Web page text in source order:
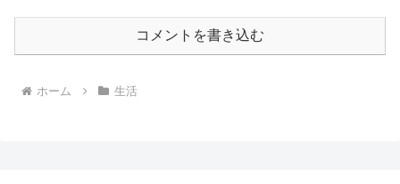
コメントを書き込む
ホーム 生活